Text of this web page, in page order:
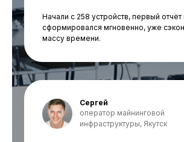
Начали с 258 устройств, первый отчёт
сформировался мгновенно, уже
массу времени.
Сергей
оператор майнинговой
инфраструктуры, Якутск